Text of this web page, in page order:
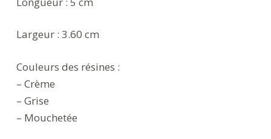
Largeur : 3.60 cm
Couleurs des résines :
– Crème
– Grise
– Mouchetée